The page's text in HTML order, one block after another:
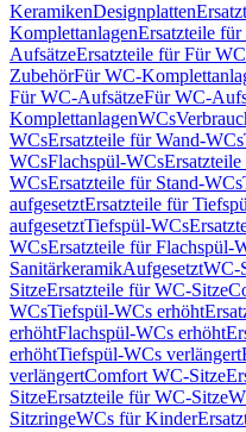
KeramikenDesignplatten
KomplettanlagenErsatzteile
AufsätzeErsatzteile für Für
ZubehörFür WC-
Für WC-AufsätzeFür WC-
KomplettanlagenWCs
WCsErsatzteile für Wand-WCs
WCsFlachspül-WCs
WCsErsatzteile für Stand-WCs
aufgesetztErsatzteile für
aufgesetztTiefspül-WCs
WCsErsatzteile für Flachspül-
SanitärkeramikAufgesetztWC-
SitzeErsatzteile für WC-Sitze
WCsTiefspül-WCs erhöht
erhöhtFlachspül-WCs erhöht
erhöhtTiefspül-WCs verlängert
verlängertComfort WC-Sitze
SitzeErsatzteile für WC-Sitze
SitzringeWCs für Kinder